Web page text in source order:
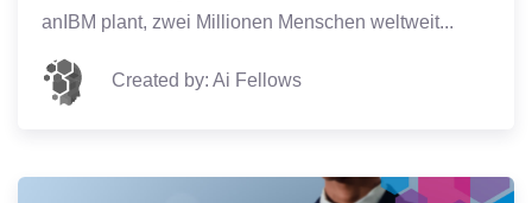
anIBM plant, zwei Millionen Menschen weltweit...
Created by: Ai Fellows